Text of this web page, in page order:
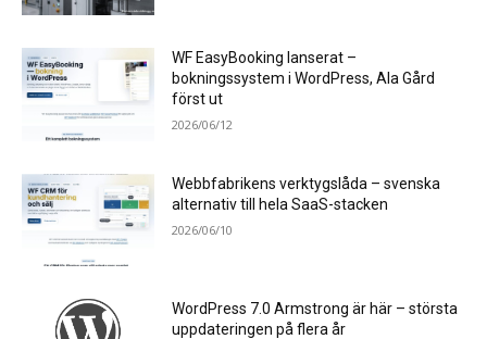
WF EasyBooking lanserat –
bokningssystem i WordPress, Ala Gård
först ut
2026/06/12
Webbfabrikens verktygslåda – svenska
alternativ till hela SaaS-stacken
2026/06/10
WordPress 7.0 Armstrong är här – största
uppdateringen på flera år